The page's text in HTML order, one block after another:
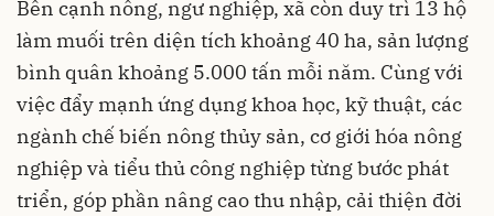
Bên cạnh nông, ngư nghiệp, xã còn duy trì 13 hộ
làm muối trên diện tích khoảng 40 ha, sản lượng
bình quân khoảng 5.000 tấn mỗi năm. Cùng với
việc đẩy mạnh ứng dụng khoa học, kỹ thuật, các
ngành chế biến nông thủy sản, cơ giới hóa nông
nghiệp và tiểu thủ công nghiệp từng bước phát
triển, góp phần nâng cao thu nhập, cải thiện đời